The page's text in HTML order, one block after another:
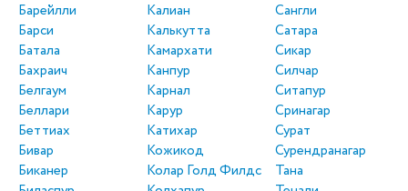
Барейлли
Барси
Батала
Бахраич
Белгаум
Беллари
Беттиах
Бивар
Биканер
Калиан
Калькутта
Камархати
Канпур
Карнал
Карур
Катихар
Кожикод
Колар Голд Филдс
Сангли
Сатара
Сикар
Силчар
Ситапур
Сринагар
Сурат
Сурендранагар
Тана